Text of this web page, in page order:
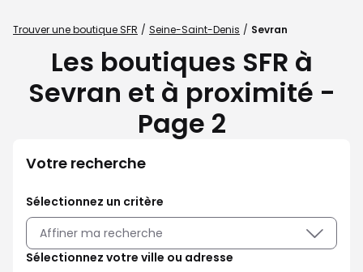
Trouver une boutique SFR Seine-Saint-Denis Sevran
Les boutiques SFR à
Sevran et à proximité -
Page 2
Votre recherche
Sélectionnez un critère
Affiner ma recherche
Sélectionnez votre ville ou adresse